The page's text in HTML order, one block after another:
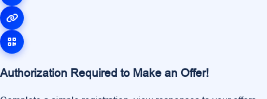
Authorization Required to Make an Offer!